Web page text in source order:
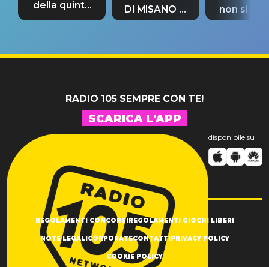
della quinta
tappa
DI MISANO si
riconferma
non si
fino alla
RADIO 105 SEMPRE CON TE!
SCARICA L'APP
disponibile su
REGOLAMENTI CONCORSIREGOLAMENTI GIOCHI LIBERI
NOTE LEGALICORPORATECONTATTIPRIVACY POLICY
COOKIE POLICY